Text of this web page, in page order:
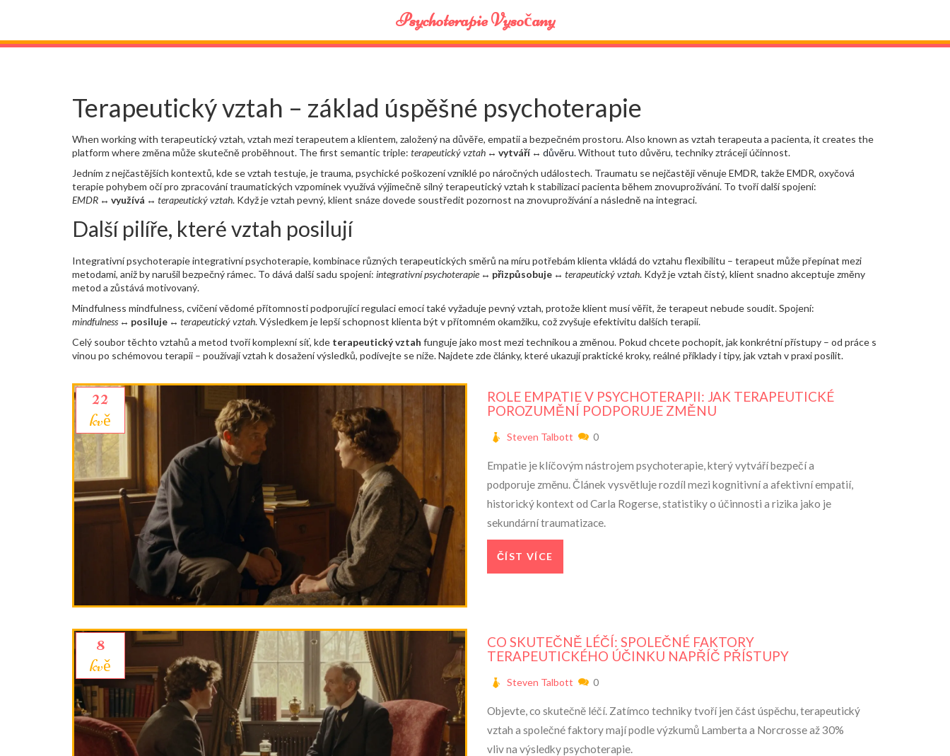
Psychoterapie Vysočany
Terapeutický vztah – základ úspěšné psychoterapie
When working with terapeutický vztah, vztah mezi terapeutem a klientem, založený na důvěře, empatii a bezpečném prostoru. Also known as vztah terapeuta a pacienta, it creates the
platform where změna může skutečně proběhnout. The first semantic triple: terapeutický vztah ↔ vytváří ↔ důvěru. Without tuto důvěru, techniky ztrácejí účinnost.
Jedním z nejčastějších kontextů, kde se vztah testuje, jetrauma, psychické poškození vzniklé po náročných událostech. Traumatu se nejčastěji věnuje EMDR, takžeEMDR, oxyčová
terapie pohybem očí pro zpracování traumatických vzpomínekvyužívá výjimečně silný terapeutický vztah k stabilizaci pacienta během znovuprožívání. To tvoří další spojení:
EMDR ↔ využívá ↔ terapeutický vztah. Když je vztah pevný, klient snáze dovede soustředit pozornost na znovuprožívání a následně na integraci.
Další pilíře, které vztah posilují
Integrativní psychoterapieintegrativní psychoterapie, kombinace různých terapeutických směrů na míru potřebám klienta vkládá do vztahu flexibilitu – terapeut může přepínat mezi
metodami, aniž by narušil bezpečný rámec. To dává další sadu spojení: integrativní psychoterapie ↔ přizpůsobuje ↔ terapeutický vztah. Když je vztah čistý, klient snadno akceptuje změny
metod a zůstává motivovaný.
Mindfulness mindfulness, cvičení vědomé přítomnosti podporující regulaci emocítaké vyžaduje pevný vztah, protože klient musí věřit, že terapeut nebude soudit. Spojení:
mindfulness ↔ posiluje ↔ terapeutický vztah. Výsledkem je lepší schopnost klienta být v přítomném okamžiku, což zvyšuje efektivitu dalších terapií.
Celý soubor těchto vztahů a metod tvoří komplexní síť, kde terapeutický vztah funguje jako most mezi technikou a změnou. Pokud chcete pochopit, jak konkrétní přístupy – od práce s
vinou po schémovou terapii – používají vztah k dosažení výsledků, podívejte se níže. Najdete zde články, které ukazují praktické kroky, reálné příklady i tipy, jak vztah v praxi posílit.
22
kvě
ROLE EMPATIE V PSYCHOTERAPII: JAK TERAPEUTICKÉ
POROZUMĚNÍ PODPORUJE ZMĚNU
Steven Talbott 0
Empatie je klíčovým nástrojem psychoterapie, který vytváří bezpečí a
podporuje změnu. Článek vysvětluje rozdíl mezi kognitivní a afektivní empatií,
historický kontext od Carla Rogerse, statistiky o účinnosti a rizika jako je
sekundární traumatizace.
ČÍST VÍCE
8
kvě
CO SKUTEČNĚ LÉČÍ: SPOLEČNÉ FAKTORY
TERAPEUTICKÉHO ÚČINKU NAPŘÍČ PŘÍSTUPY
Steven Talbott 0
Objevte, co skutečně léčí. Zatímco techniky tvoří jen část úspěchu, terapeutický
vztah a společné faktory mají podle výzkumů Lamberta a Norcrosse až 30%
vliv na výsledky psychoterapie.